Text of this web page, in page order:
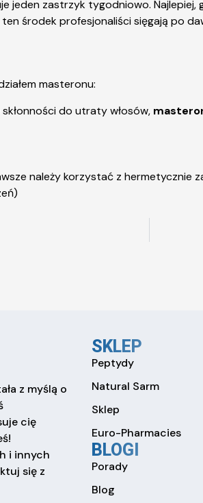
jeden zastrzyk tygodniowo.
środek profesjonaliści sięgają po
masteronu:
do utraty włosów,
należy korzystać z
z myślą o
cię
i innych
się z
SKLEP
Peptydy
Natural Sarm
Sklep
Euro-Pharmacies
BLOGI
Porady
Blog